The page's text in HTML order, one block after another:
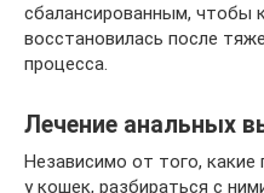
сбалансированным, чтобы
восстановилась после
процесса.
Лечение анальных
Независимо от того,
у кошек, разбираться с